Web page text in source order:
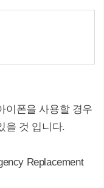
이폰을 사용할 경우
을 것 입니다.
Replacement